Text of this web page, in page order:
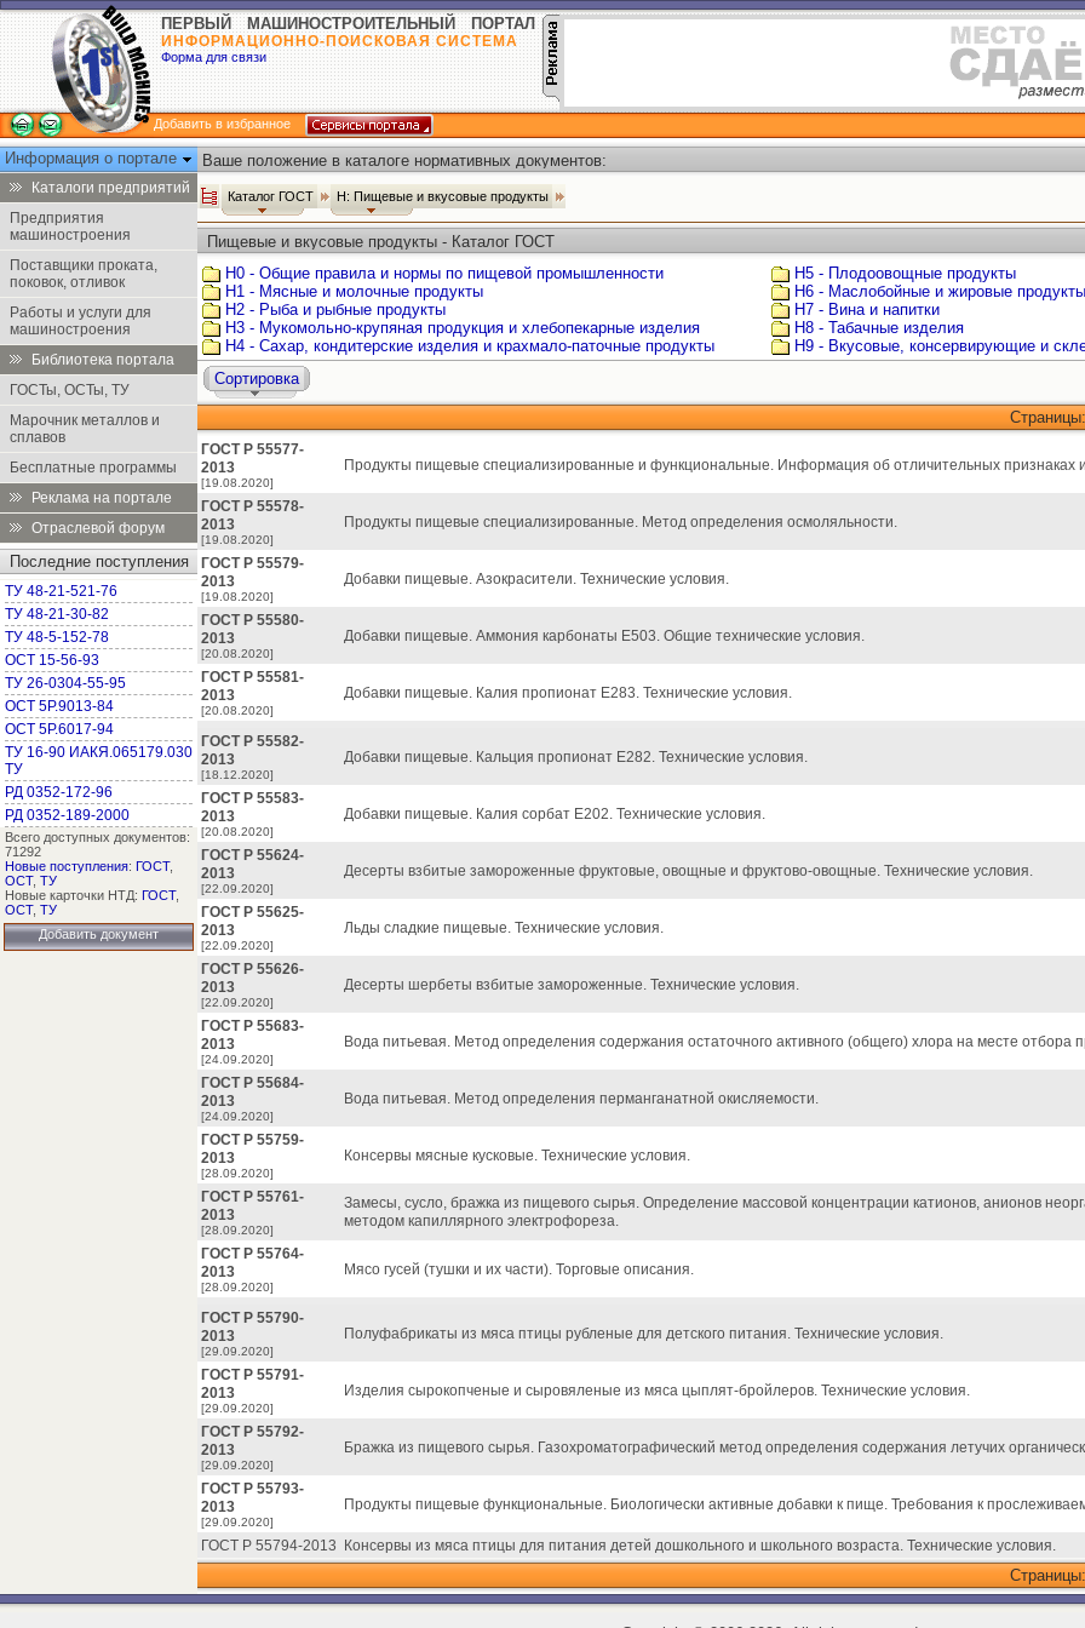
ПЕРВЫЙ МАШИНОСТРОИТЕЛЬНЫЙ ПОРТАЛ
ИНФОРМАЦИОННО-ПОИСКОВАЯ СИСТЕМА
Форма для связи
Добавить в избранное
Информация о портале
Каталоги предприятий
Предприятия
машиностроения
Поставщики проката,
поковок, отливок
Работы и услуги для
машиностроения
Библиотека портала
ГОСТы, ОСТы, ТУ
Марочник металлов и
сплавов
Бесплатные программы
Реклама на портале
Отраслевой форум
Последние поступления
ТУ 48-21-521-76
ТУ 48-21-30-82
ТУ 48-5-152-78
ОСТ 15-56-93
ТУ 26-0304-55-95
ОСТ 5Р.9013-84
ОСТ 5Р.6017-94
ТУ 16-90 ИАКЯ.065179.030
ТУ
РД 0352-172-96
РД 0352-189-2000
Всего доступных документов:
71292
Новые поступления: ГОСТ,
ОСТ, ТУ
Новые карточки НТД: ГОСТ,
ОСТ, ТУ
Добавить документ
Ваше положение в каталоге нормативных документов:
Каталог ГОСТ Н: Пищевые и вкусовые продукты
Пищевые и вкусовые продукты - Каталог ГОСТ
Н0 - Общие правила и нормы по пищевой промышленности
Н1 - Мясные и молочные продукты
Н2 - Рыба и рыбные продукты
Н3 - Мукомольно-крупяная продукция и хлебопекарные изделия
Н4 - Сахар, кондитерские изделия и крахмало-паточные продукты
Н5 - Плодоовощные продукты
Н6 - Маслобойные и жировые продукты
Н7 - Вина и напитки
Н8 - Табачные изделия
Н9 - Вкусовые, консервирующие и
Сортировка
ГОСТ Р 55577-
2013
[19.08.2020]
Продукты пищевые специализированные и функциональные. Информация об отличительных признаках
ГОСТ Р 55578-
2013
[19.08.2020]
Продукты пищевые специализированные. Метод определения осмоляльности.
ГОСТ Р 55579-
2013
[19.08.2020]
Добавки пищевые. Азокрасители. Технические условия.
ГОСТ Р 55580-
2013
[20.08.2020]
Добавки пищевые. Аммония карбонаты Е503. Общие технические условия.
ГОСТ Р 55581-
2013
[20.08.2020]
Добавки пищевые. Калия пропионат Е283. Технические условия.
ГОСТ Р 55582-
2013
[18.12.2020]
Добавки пищевые. Кальция пропионат Е282. Технические условия.
ГОСТ Р 55583-
2013
[20.08.2020]
Добавки пищевые. Калия сорбат Е202. Технические условия.
ГОСТ Р 55624-
2013
[22.09.2020]
Десерты взбитые замороженные фруктовые, овощные и фруктово-овощные. Технические условия.
ГОСТ Р 55625-
2013
[22.09.2020]
Льды сладкие пищевые. Технические условия.
ГОСТ Р 55626-
2013
[22.09.2020]
Десерты шербеты взбитые замороженные. Технические условия.
ГОСТ Р 55683-
2013
[24.09.2020]
Вода питьевая. Метод определения содержания остаточного активного (общего) хлора на месте отбора
ГОСТ Р 55684-
2013
[24.09.2020]
Вода питьевая. Метод определения перманганатной окисляемости.
ГОСТ Р 55759-
2013
[28.09.2020]
Консервы мясные кусковые. Технические условия.
ГОСТ Р 55761-
2013
[28.09.2020]
Замесы, сусло, бражка из пищевого сырья. Определение массовой концентрации катионов, анионов
методом капиллярного электрофореза.
ГОСТ Р 55764-
2013
[28.09.2020]
Мясо гусей (тушки и их части). Торговые описания.
ГОСТ Р 55790-
2013
[29.09.2020]
Полуфабрикаты из мяса птицы рубленые для детского питания. Технические условия.
ГОСТ Р 55791-
2013
[29.09.2020]
Изделия сырокопченые и сыровяленые из мяса цыплят-бройлеров. Технические условия.
ГОСТ Р 55792-
2013
[29.09.2020]
Бражка из пищевого сырья. Газохроматографический метод определения содержания летучих
ГОСТ Р 55793-
2013
[29.09.2020]
Продукты пищевые функциональные. Биологически активные добавки к пище. Требования к
ГОСТ Р 55794-2013 Консервы из мяса птицы для питания детей дошкольного и школьного возраста. Технические условия.